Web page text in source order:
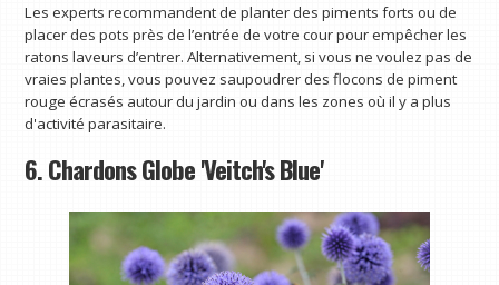
Les experts recommandent de planter des piments forts ou de
placer des pots près de l’entrée de votre cour pour empêcher les
ratons laveurs d’entrer. Alternativement, si vous ne voulez pas de
vraies plantes, vous pouvez saupoudrer des flocons de piment
rouge écrasés autour du jardin ou dans les zones où il y a plus
d'activité parasitaire.
6. Chardons Globe 'Veitch's Blue'